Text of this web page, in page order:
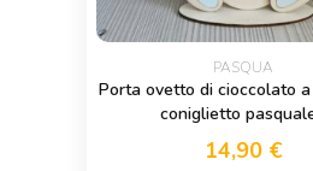
PASQUA
Porta ovetto di cioccolato
coniglietto
14,90 €